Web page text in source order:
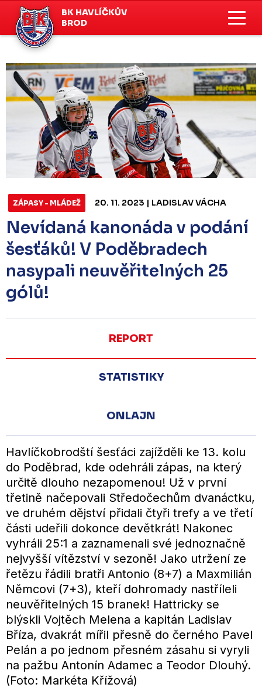
BK HAVLÍČKŮV
BROD
ZÁPASY - MLÁDEŽ 20. 11. 2023 | LADISLAV VÁCHA
Nevídaná kanonáda v podání
šesťáků! V Poděbradech
nasypali neuvěřitelných 25
gólů!
REPORT
STATISTIKY
ONLAJN
Havlíčkobrodští šesťáci zajížděli ke 13. kolu
do Poděbrad, kde odehráli zápas, na který
určitě dlouho nezapomenou! Už v první
třetině načepovali Středočechům dvanáctku,
ve druhém dějství přidali čtyři trefy a ve třetí
části udeřili dokonce devětkrát! Nakonec
vyhráli 25:1 a zaznamenali své jednoznačně
nejvyšší vítězství v sezoně! Jako utržení ze
řetězu řádili bratři Antonio (8+7) a Maxmilián
Němcovi (7+3), kteří dohromady nastříleli
neuvěřitelných 15 branek! Hattricky se
blýskli Vojtěch Melena a kapitán Ladislav
Bříza, dvakrát mířil přesně do černého Pavel
Pelán a po jednom přesném zásahu si vyryli
na pažbu Antonín Adamec a Teodor Dlouhý.
(Foto: Markéta Křížová)